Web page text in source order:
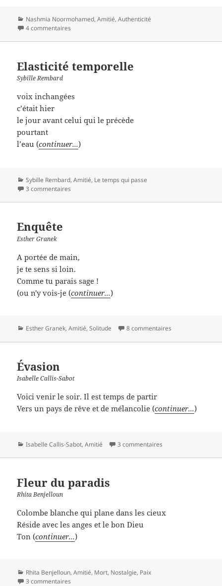
Catégories
Nashmia Noormohamed,Amitié,Authenticité
4 commentaires
Elasticité temporelle
Sybille Rembard
voix inchangées
c’était hier
le jour avant celui qui le précède
pourtant
l’eau (continuer...)
Catégories
Sybille Rembard,Amitié, Le temps qui passe
3 commentaires
Enquête
Esther Granek
A portée de main,
je te sens si loin.
Comme tu parais sage !
(ou n'y vois-je (continuer...)
Catégories
Esther Granek,Amitié,Solitude 8 commentaires
Évasion
Isabelle Callis-Sabot
Voici venir le soir. Il est temps de partir
Vers un pays de rêve et de mélancolie (continuer...)
Catégories
Isabelle Callis-Sabot,Amitié 3 commentaires
Fleur du paradis
Rhita Benjelloun
Colombe blanche qui plane dans les cieux
Réside avec les anges et le bon Dieu
Ton (continuer...)
Catégories
Rhita Benjelloun,Amitié, Mort, Nostalgie, Paix
3 commentaires